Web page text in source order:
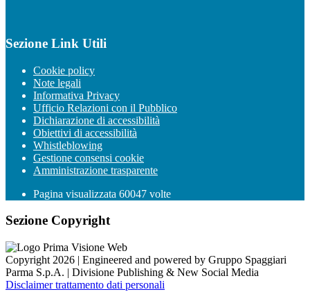
Sezione Link Utili
Cookie policy
Note legali
Informativa Privacy
Ufficio Relazioni con il Pubblico
Dichiarazione di accessibilità
Obiettivi di accessibilità
Whistleblowing
Gestione consensi cookie
Amministrazione trasparente
Pagina visualizzata 60047 volte
Sezione Copyright
Copyright 2026 | Engineered and powered by Gruppo Spaggiari
Parma S.p.A. | Divisione Publishing & New Social Media
Disclaimer trattamento dati personali